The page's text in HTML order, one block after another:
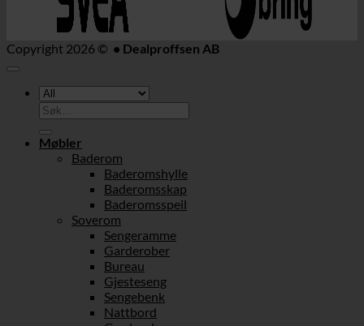
Copyright 2026 © • Dealproffsen AB
Søk
etter:
Møbler
Baderom
Baderomshylle
Baderomsskap
Baderomsspeil
Soverom
Sengeramme
Garderober
Bureau
Gjesteseng
Sengebenk
Nattbord